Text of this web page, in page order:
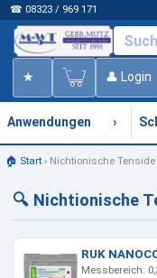
☎ 08323 / 969 171
★ 👤 Login
Anwendungen ›
🏠 Start› Nichtionische Tenside
🔍 Nichtionische
Messbereich: